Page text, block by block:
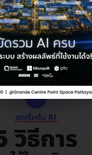
Teams ที่จะท
ว่าเดิม